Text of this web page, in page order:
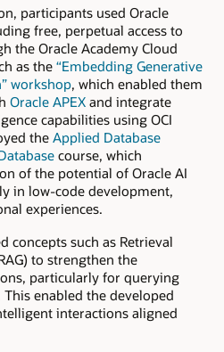
participants used Oracle
free, perpetual access to
the Oracle Academy Cloud
as the “Embedding Generative
workshop, which enabled them
Oracle APEX and integrate
capabilities using OCI
the Applied Database
course, which
of the potential of Oracle AI
in low-code development,
experiences.
concepts such as Retrieval
to strengthen the
particularly for querying
enabled the developed
interactions aligned